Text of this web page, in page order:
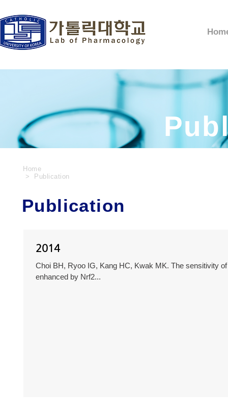
Home
> Publication
Publication
2014
Choi BH, Ryoo IG, Kang HC, Kwak MK. The sensitivity
enhanced by Nrf2...